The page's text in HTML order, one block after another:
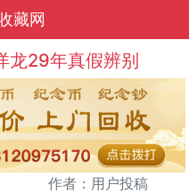
藏网
龙29年真假辨别
作者：用户投稿